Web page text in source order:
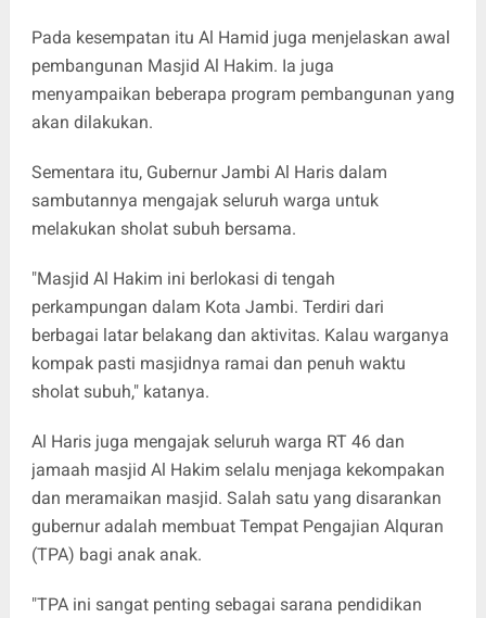
Pada kesempatan itu Al Hamid juga menjelaskan awal
pembangunan Masjid Al Hakim. Ia juga
menyampaikan beberapa program pembangunan yang
akan dilakukan.
Sementara itu, Gubernur Jambi Al Haris dalam
sambutannya mengajak seluruh warga untuk
melakukan sholat subuh bersama.
"Masjid Al Hakim ini berlokasi di tengah
perkampungan dalam Kota Jambi. Terdiri dari
berbagai latar belakang dan aktivitas. Kalau warganya
kompak pasti masjidnya ramai dan penuh waktu
sholat subuh," katanya.
Al Haris juga mengajak seluruh warga RT 46 dan
jamaah masjid Al Hakim selalu menjaga kekompakan
dan meramaikan masjid. Salah satu yang disarankan
gubernur adalah membuat Tempat Pengajian Alquran
(TPA) bagi anak anak.
"TPA ini sangat penting sebagai sarana pendidikan